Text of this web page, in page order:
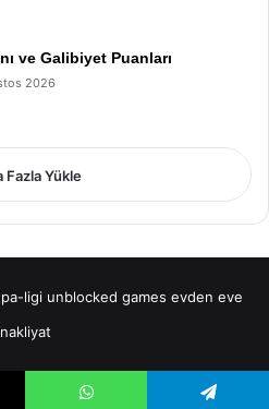
ve Galibiyet Puanları
2026
Fazla Yükle
ligi unblocked games evden eve
nakliyat